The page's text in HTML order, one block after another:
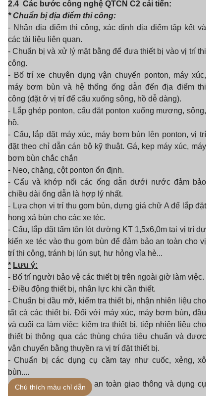
2.4 Các bước công nghệ QTCN C2 cải tiến:
* Chuẩn bị địa điểm thi công:
- Nhận địa điểm thi công, xác định địa điểm tập kết và
các tài liệu liên quan.
- Chuẩn bị và xử lý mặt bằng để đưa thiết bị vào vị trí thi
công.
- Bố trí xe chuyên dụng vận chuyển ponton, máy xúc,
máy bơm bùn và hệ thống ống dẫn đến địa điểm thi
công (đặt ở vị trí để cẩu xuống sông, hồ dễ dàng).
- Lắp ghép ponton, cẩu đặt ponton xuống mương, sông,
hồ.
- Cẩu, lắp đặt máy xúc, máy bơm bùn lên ponton, vị trí
đặt theo chỉ dẫn cán bộ kỹ thuật. Gá, kẹp máy xúc, máy
bơm bùn chắc chắn
- Neo, chằng, cột ponton ổn định.
- Cẩu và khớp nối các ống dẫn dưới nước đảm bảo
chiều dài ống dẫn là hợp lý nhất.
- Lựa chọn vị trí thu gom bùn, dựng giá chữ A để lắp đặt
họng xả bùn cho các xe téc.
- Cẩu, lắp đặt tấm tôn lót đường KT 1,5x6,0m tại vị trí dự
kiến xe téc vào thu gom bùn để đảm bảo an toàn cho vị
trí thi công, tránh bị lún sụt, hư hỏng vỉa hè...
* Lưu ý:
- Bố trí người bảo vệ các thiết bị trên ngoài giờ làm việc.
- Điều động thiết bị, nhân lực khi cần thiết.
- Chuẩn bị dầu mỡ, kiểm tra thiết bị, nhận nhiên liệu cho
tất cả các thiết bị. Đối với máy xúc, máy bơm bùn, đầu
và cuối ca làm việc: kiểm tra thiết bị, tiếp nhiên liệu cho
thiết bị thông qua các thùng chứa tiêu chuẩn và được
vận chuyển bằng thuyền ra vị trí đặt thiết bị.
- Chuẩn bị các dụng cụ cầm tay như cuốc, xẻng, xô
bùn....
- Chuẩn bị đủ dụng cụ an toàn giao thông và dụng cụ
Chú thích màu chỉ dẫn